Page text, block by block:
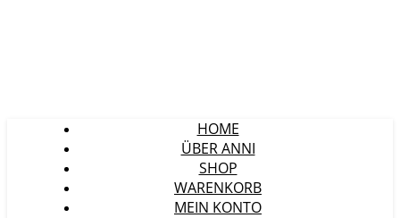
HOME
ÜBER ANNI
SHOP
WARENKORB
MEIN KONTO